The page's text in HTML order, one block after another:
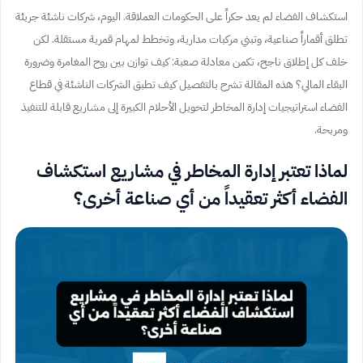
استكشاف الفضاء لم يعد حكراً على الحكومات العملاقة. اليوم، شركات ناشئة جريئة
تطلق أقماراً صناعية، وتبني مركبات مدارية، وتخطط لمهام قمرية مستقلة. لكن
خلف كل إطلاق ناجح، تكمن معادلة صعبة: كيف توازن بين روح المغامرة وضرورة
البقاء المالي؟ هذه المقالة تشرح بالتفصيل كيف تطبق الشركات الناشئة في قطاع
الفضاء استراتيجيات إدارة المخاطر لتحويل الأحلام الكبيرة إلى مشاريع قابلة للتنفيذ
ومربحة.
لماذا تعتبر إدارة المخاطر في مشاريع استكشاف
الفضاء أكثر تعقيداً من أي صناعة أخرى؟